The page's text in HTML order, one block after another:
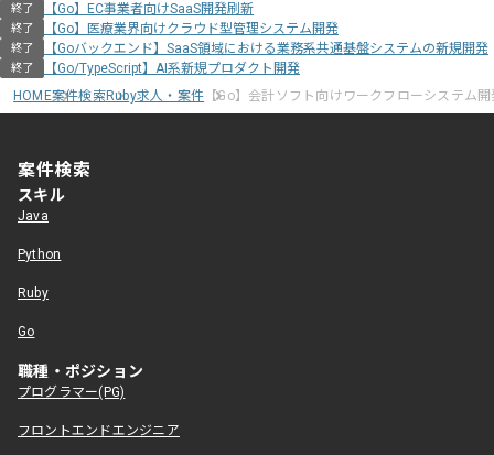
終了 【Go】EC事業者向けSaaS開発刷新
終了 【Go】医療業界向けクラウド型管理システム開発
終了 【Goバックエンド】SaaS領域における業務系共通基盤システムの新規開発
終了
【Go/TypeScript】AI系新規プロダクト開発
HOME案件検索Ruby求人・案件 【Go】会計ソフト向けワークフローシステム
案件検索
スキル
Java
Python
Ruby
Go
職種・ポジション
プログラマー(PG)
フロントエンドエンジニア